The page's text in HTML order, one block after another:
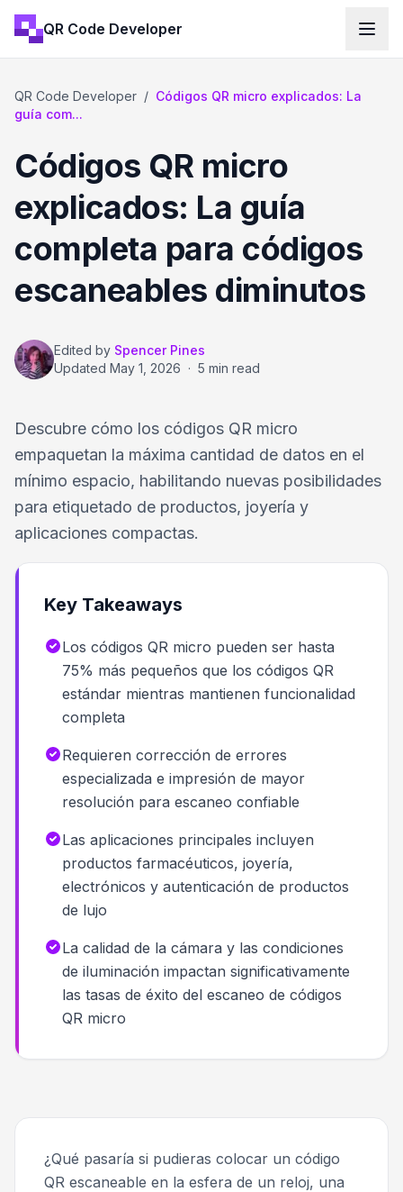
QR Code Developer
QR Code Developer / Códigos QR micro explicados: La
guía com...
Códigos QR micro
explicados: La guía
completa para códigos
escaneables diminutos
Edited by Spencer Pines
Updated May 1, 2026 · 5 min read
Descubre cómo los códigos QR micro
empaquetan la máxima cantidad de datos en el
mínimo espacio, habilitando nuevas posibilidades
para etiquetado de productos, joyería y
aplicaciones compactas.
Key Takeaways
Los códigos QR micro pueden ser hasta
75% más pequeños que los códigos QR
estándar mientras mantienen funcionalidad
completa
Requieren corrección de errores
especializada e impresión de mayor
resolución para escaneo confiable
Las aplicaciones principales incluyen
productos farmacéuticos, joyería,
electrónicos y autenticación de productos
de lujo
La calidad de la cámara y las condiciones
de iluminación impactan significativamente
las tasas de éxito del escaneo de códigos
QR micro
¿Qué pasaría si pudieras colocar un código
QR escaneable en la esfera de un reloj, una